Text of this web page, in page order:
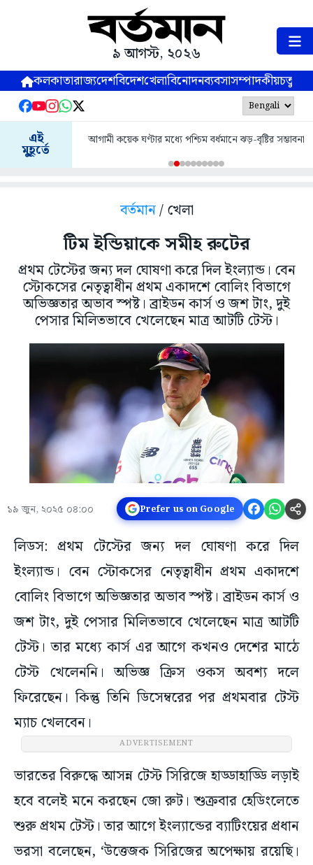
৯ আগস্ট, ২০২৬
কলকাতারাজ্যদেশবিদেশখেলাবিনোদনব্যবসাসম্পাদকীয়
এই
মুহূর্তে
আগামী কয়েক ঘণ্টার মধ্যে পশ্চিম বর্ধমানে ঝড়-বৃষ্টির সম্ভাবনা
বর্তমান/ খেলা
টিম ইন্ডিয়াকে সমীহ রুটের
প্রথম টেস্টের জন্য দল ঘোষণা করে দিল ইংল্যান্ড। বেন
স্টোকসের নেতৃত্বাধীন প্রথম একাদশে বোলিং বিভাগে
অভিজ্ঞতার অভাব স্পষ্ট। ব্রাইডন কার্স ও জশ টাং, দুই
পেসার মিলিতভাবে খেলেছেন মাত্র আটটি টেস্ট।
১৯ জুন, ২০২৫ ০৪:০০ Prefer us on Google
লিডস: প্রথম টেস্টের জন্য দল ঘোষণা করে দিল
ইংল্যান্ড। বেন স্টোকসের নেতৃত্বাধীন প্রথম একাদশে
বোলিং বিভাগে অভিজ্ঞতার অভাব স্পষ্ট। ব্রাইডন কার্স ও
জশ টাং, দুই পেসার মিলিতভাবে খেলেছেন মাত্র আটটি
টেস্ট। তার মধ্যে কার্স এর আগে কখনও দেশের মাঠে
টেস্ট খেলেননি। অভিজ্ঞ ক্রিস ওকস অবশ্য দলে
ফিরেছেন। কিন্তু তিনি ডিসেম্বরের পর প্রথমবার টেস্ট
ম্যাচ খেলবেন।
ADVERTISEMENT
ভারতের বিরুদ্ধে আসন্ন টেস্ট সিরিজে হাড্ডাহাড্ডি লড়াই
হবে বলেই মনে করছেন জো রুট। শুক্রবার হেডিংলেতে
শুরু প্রথম টেস্ট। তার আগে ইংল্যান্ডের ব্যাটিংয়ের প্রধান
ভরসা বলেছেন, ‘উত্তেজক সিরিজের অপেক্ষায় রয়েছি।